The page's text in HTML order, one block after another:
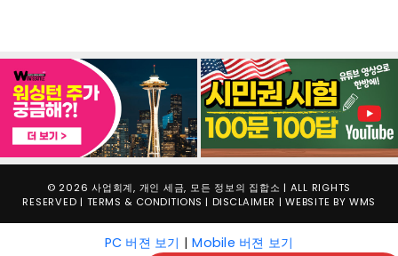
© 2026 사업회계, 개인 세금, 모든 정보의 집합소 | ALL RIGHTS
RESERVED | TERMS & CONDITIONS | DISCLAIMER | WEBSITE BYWMS
PC 버젼 보기 |Mobile 버젼 보기